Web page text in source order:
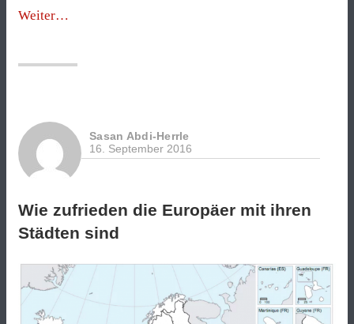
Weiter„US-
706
Monaten“
Sasan Abdi-Herrle
16. September 2016
Wie zufrieden die Europäer mit ihren
Städten sind